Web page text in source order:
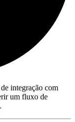
integração com
um fluxo de
.